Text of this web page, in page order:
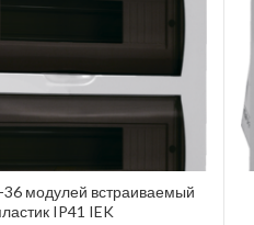
модулей встраиваемый
IP41 IEK